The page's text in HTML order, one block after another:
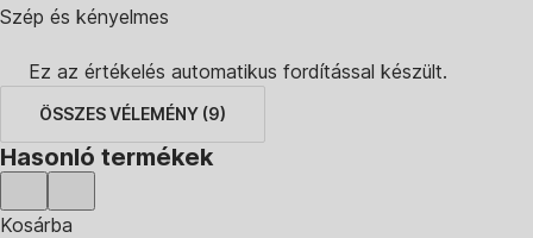
Szép és kényelmes
Ez az értékelés automatikus fordítással készült.
ÖSSZES VÉLEMÉNY (9)
Hasonló termékek
Kosárba